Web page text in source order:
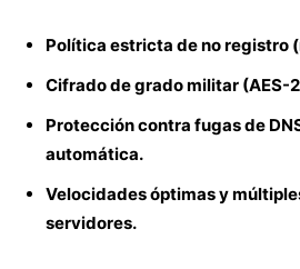
Política estricta de no registro
Cifrado de grado militar (AES-
Protección contra fugas de
automática.
Velocidades óptimas y
servidores.